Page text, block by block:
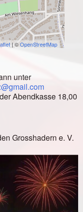
| ©OpenStreetMap
unter
Abendkasse 18,00
Grosshadern e. V.